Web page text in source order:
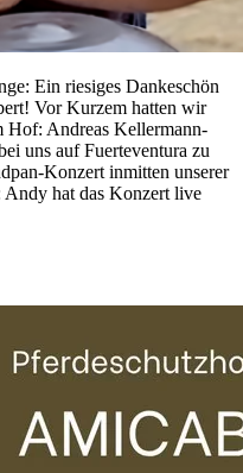
Ein riesiges Dankeschön
Vor Kurzem hatten wir
Hof: Andreas Kellermann-
uns auf Fuerteventura zu
Konzert inmitten unserer
Andy hat das Konzert live